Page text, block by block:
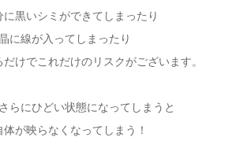
に黒いシミができてしまったり
に線が入ってしまったり
けでこれだけのリスクがございます。
らにひどい状態になってしまうと
体が映らなくなってしまう！